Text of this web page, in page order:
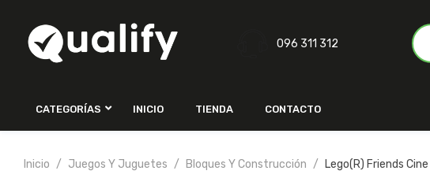
096 311 312
CATEGORÍAS INICIO TIENDA CONTACTO
Inicio Juegos Y Juguetes Bloques Y Construcción Lego(R) Friends